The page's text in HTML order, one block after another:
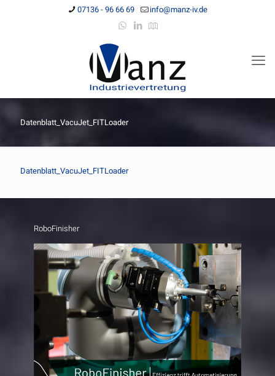
07136 - 96 66 69 info@manz-iv.de
Datenblatt_VacuJet_FITLoader
Datenblatt_VacuJet_FITLoader
RoboFinisher